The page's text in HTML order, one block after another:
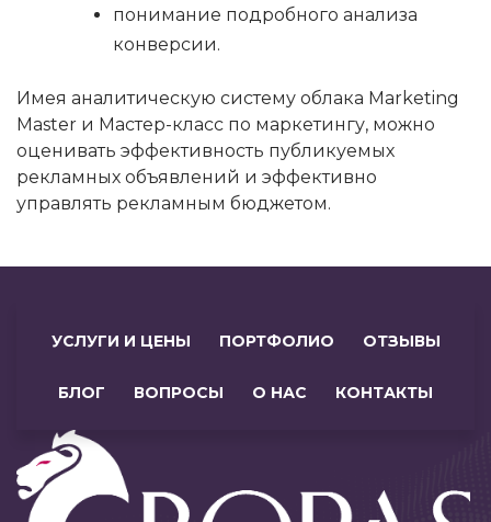
понимание подробного анализа
конверсии.
Имея аналитическую систему облака Marketing
Master и Мастер-класс по маркетингу, можно
оценивать эффективность публикуемых
рекламных объявлений и эффективно
управлять рекламным бюджетом.
УСЛУГИ И ЦЕНЫ ПОРТФОЛИО ОТЗЫВЫ
БЛОГ ВОПРОСЫ О НАС КОНТАКТЫ